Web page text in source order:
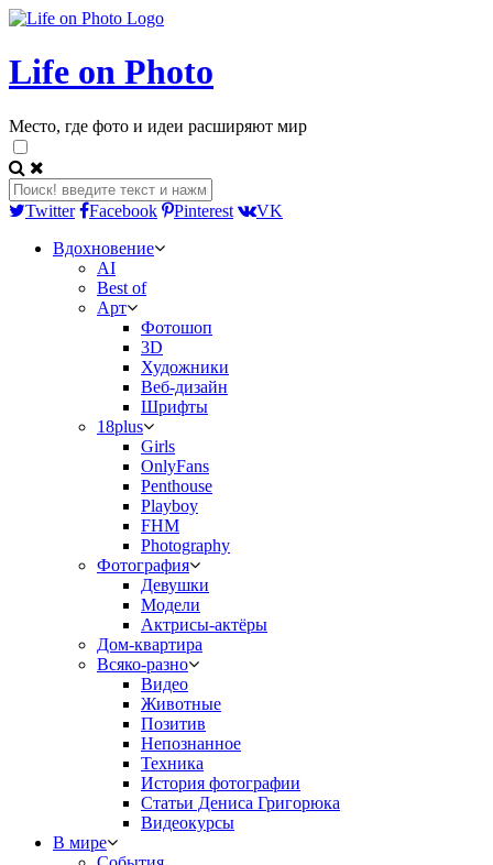
Life on Photo
Место, где фото и идеи расширяют мир
Twitter Facebook Pinterest
VK
Вдохновение
AI
Best of
Арт
Фотошоп
3D
Художники
Веб-дизайн
Шрифты
18plus
Girls
OnlyFans
Penthouse
Playboy
FHM
Photography
Фотография
Девушки
Модели
Актрисы-актёры
Дом-квартира
Всяко-разно
Видео
Животные
Позитив
Непознанное
Техника
История фотографии
Статьи Дениса Григорюка
Видеокурсы
В мире